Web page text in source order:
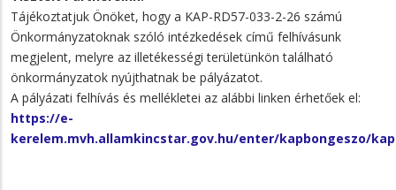
Tájékoztatjuk Önöket, hogy a KAP-RD57-033-2-26 számú
Önkormányzatoknak szóló intézkedések című felhívásunk
megjelent, melyre az illetékességi területünkön található
önkormányzatok nyújthatnak be pályázatot.
A pályázati felhívás és mellékletei az alábbi linken érhetőek el:
https://e-
kerelem.mvh.allamkincstar.gov.hu/enter/kapbongeszo/